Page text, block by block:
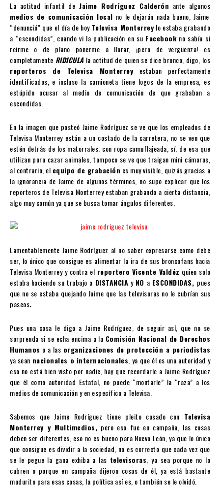
La actitud infantil de Jaime Rodríguez Calderón ante algunos
medios de comunicación local no le dejarán nada bueno, Jaime
“denunció” que el día de hoy Televisa Monterrey lo estaba grabando
a “escondidas”, cuando vi la publicación en su Facebookno sabía si
reírme o de plano ponerme a llorar, ¡pero de vergüenza! es
completamente RIDICULA la actitud de quien se dice bronco, digo, los
reporteros de Televisa Monterrey estaban perfectamente
identificados, e incluso la camioneta tiene logos de la empresa, es
estúpido acusar al medio de comunicación de que grababan a
escondidas.
En la imagen que posteó Jaime Rodríguez se ve que los empleados de
Televisa Monterrey están a un costado de la carretera, no se ven que
estén detrás de los matorrales, con ropa camuflajeada, sí, de esa que
utilizan para cazar animales, tampoco se ve que traigan mini cámaras,
al contrario, el equipo de grabación es muy visible, quizás gracias a
la ignorancia de Jaime de algunos términos, no supo explicar que los
reporteros de Televisa Monterrey estaban grabando a cierta distancia,
algo muy común ya que se busca tomar ángulos diferentes.
Lamentablemente Jaime Rodríguez al no saber expresarse como debe
ser, lo único que consigue es alimentar la ira de sus broncofans hacia
Televisa Monterrey y contra el reportero Vicente Valdéz quien solo
estaba haciendo su trabajo a DISTANCIA y NO a ESCONDIDAS, pues
que no se estaba quejando Jaime que las televisoras no le cubrían sus
paseos.
Pues una cosa le digo a Jaime Rodríguez, de seguir así, que no se
sorprenda si se echa encima a la Comisión Nacional de Derechos
Humanos o a las organizaciones de protección a periodistas
ya sean nacionales o internacionales , ya que él es una autoridad y
eso no está bien visto por nadie, hay que recordarle a Jaime Rodríguez
que él como autoridad Estatal, no puede “montarle” la “raza” a los
medios de comunicación y en específico a Televisa.
Sabemos que Jaime Rodríguez tiene pleito casado con Televisa
Monterrey y Multimedios, pero eso fue en campaña, las cosas
deben ser diferentes, eso no es bueno para Nuevo León, ya que lo único
que consigue es dividir a la sociedad, no es correcto que cada vez que
se le pegue la gana exhiba a las televisoras , ya sea porque no lo
cubren o porque en campaña dijeron cosas de él, ya está bastante
madurito para esas cosas, la política así es, o también se le olvidó.